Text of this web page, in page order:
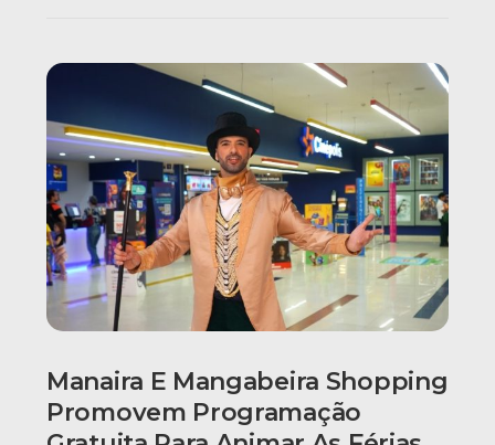
Manaira E Mangabeira Shopping
Promovem Programação